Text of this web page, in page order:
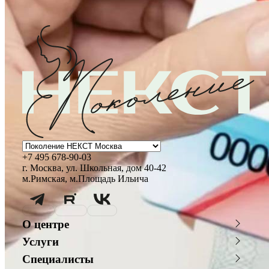
Маммолог
Полезные статьи и видео
Возврат к списку
+7 495 678-90-03
г. Москва, ул. Школьная, дом 40-42
м.Римская, м.Площадь Ильича
О центре
О клинике
Благотворительность
График работы
Услуги
Консультации специалистов
Программы врт и эко
Специалисты